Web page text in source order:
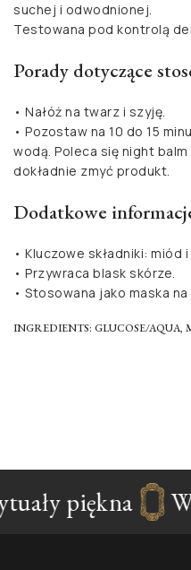
suchej i odwodnionej.
Testowana pod kontrolą
Porady dotyczące
• Nałóż na twarz i szyję.
• Pozostaw na 10 do 15
wodą. Poleca się night
dokładnie zmyć produkt.
Dodatkowe
• Kluczowe składniki: miód
• Przywraca blask skórze.
• Stosowana jako maska
INGREDIENTS: GLUCOSE/AQUA,
piękna